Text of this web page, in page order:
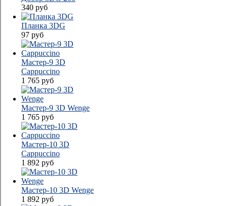
340 руб
Планка 3DG
97 руб
Мастер-9 3D
Cappuccino
1 765 руб
Мастер-9 3D Wenge
1 765 руб
Мастер-10 3D
Cappuccino
1 892 руб
Мастер-10 3D Wenge
1 892 руб